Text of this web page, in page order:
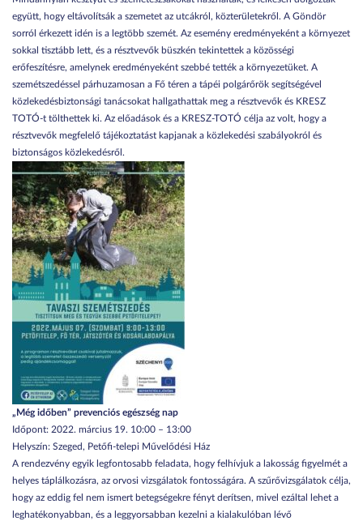
együtt, hogy eltávolítsák a szemetet az utcákról, közterületekről. A Göndör
sorról érkezett idén is a legtöbb szemét. Az esemény eredményeként a környezet
sokkal tisztább lett, és a résztvevők büszkén tekintettek a közösségi
erőfeszítésre, amelynek eredményeként szebbé tették a környezetüket. A
szemétszedéssel párhuzamosan a Fő téren a tápéi polgárőrök segítségével
közlekedésbiztonsági tanácsokat hallgathattak meg a résztvevők és KRESZ
TOTÓ-t tölthettek ki. Az előadások és a KRESZ-TOTÓ célja az volt, hogy a
résztvevők megfelelő tájékoztatást kapjanak a közlekedési szabályokról és
biztonságos közlekedésről.
„Még időben” prevenciós egészség nap
Időpont: 2022. március 19. 10:00 – 13:00
Helyszín: Szeged, Petőfi-telepi Művelődési Ház
A rendezvény egyik legfontosabb feladata, hogy felhívjuk a lakosság figyelmét a
helyes táplálkozásra, az orvosi vizsgálatok fontosságára. A szűrővizsgálatok célja,
hogy az eddig fel nem ismert betegségekre fényt derítsen, mivel ezáltal lehet a
leghatékonyabban, és a leggyorsabban kezelni a kialakulóban lévő